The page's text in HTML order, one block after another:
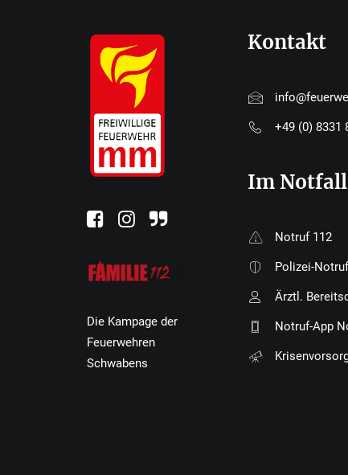
Die Kampage der
Feuerwehren
Schwabens
Kontakt
+49 (0) 8331
Im Notfall
Notruf 112
Polizei-
Ärztl.
Notruf-App